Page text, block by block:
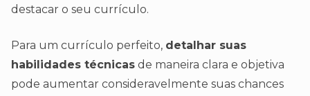
destacar o seu currículo.
Para um currículo perfeito, detalhar suas
habilidades técnicas de maneira clara e objetiva
pode aumentar consideravelmente suas chances